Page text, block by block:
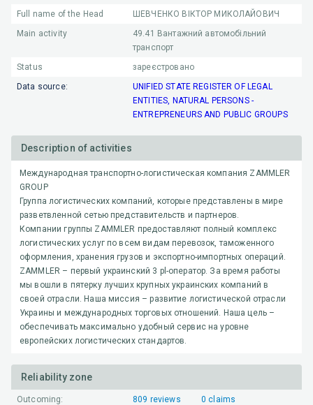
Full name of the Head
ШЕВЧЕНКО ВІКТОР МИКОЛАЙОВИЧ
Main activity
49.41
Вантажний автомобільний
транспорт
Status
зареєстровано
Data source:
UNIFIED STATE REGISTER OF LEGAL
ENTITIES, NATURAL PERSONS -
ENTREPRENEURS AND PUBLIC GROUPS
Description of activities
Международная транспортно-логистическая компания ZAMMLER
GROUP
Группа логистических компаний, которые представлены в мире
разветвленной сетью представительств и партнеров.
Компании группы ZAMMLER предоставляют полный комплекс
логистических услуг по всем видам перевозок, таможенного
оформления, хранения грузов и экспортно-импортных операций.
ZAMMLER – первый украинский 3 pl-оператор. За время работы
мы вошли в пятерку лучших крупных украинских компаний в
своей отрасли. Наша миссия – развитие логистической отрасли
Украины и международных торговых отношений. Наша цель –
обеспечивать максимально удобный сервис на уровне
европейских логистических стандартов.
Reliability zone
Outcoming: 809 reviews 0 claims